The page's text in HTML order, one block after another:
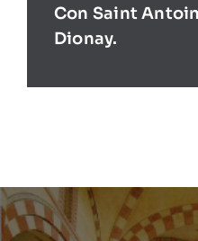
Con Saint
Dionay.